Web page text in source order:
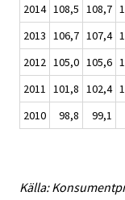
2014 108,5 108,7
2013 106,7 107,4
2012 105,0 105,6
2011 101,8 102,4
2010
98,8 99,1
Källa: